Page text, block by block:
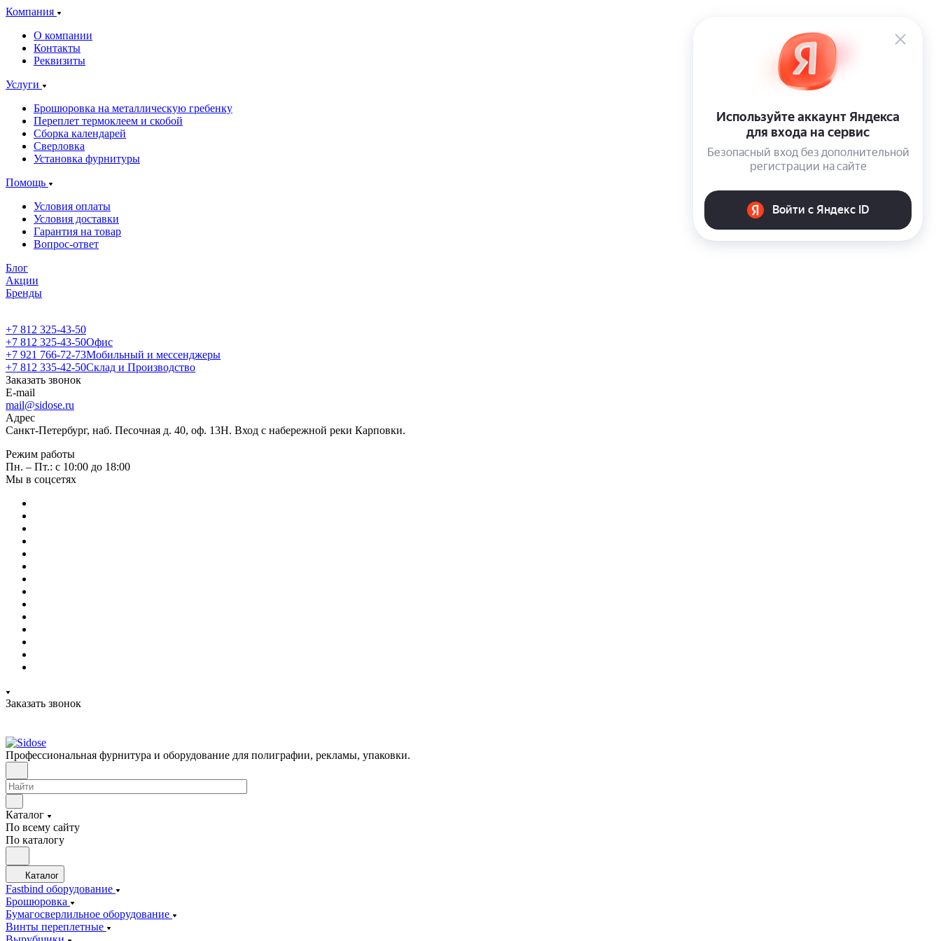
Компания
О компании
Контакты
Реквизиты
Услуги
Брошюровка на металлическую гребенку
Переплет термоклеем и скобой
Сборка календарей
Сверловка
Установка фурнитуры
Помощь
Условия оплаты
Условия доставки
Гарантия на товар
Вопрос-ответ
Блог
Акции
Бренды
+7 812 325-43-50
+7 812 325-43-50Офис
+7 921 766-72-73Мобильный и мессенджеры
+7 812 335-42-50Склад и Производство
Заказать звонок
E-mail
mail@sidose.ru
Адрес
Санкт-Петербург, наб. Песочная д. 40, оф. 13Н. Вход с набережной реки Карповки.
Режим работы
Пн. – Пт.: с 10:00 до 18:00
Мы в соцсетях
Заказать звонок
Профессиональная фурнитура и оборудование для полиграфии, рекламы, упаковки.
Каталог
По всему сайту
По каталогу
Каталог
Fastbind оборудование
Брошюровка
Бумагосверлильное оборудование
Винты переплетные